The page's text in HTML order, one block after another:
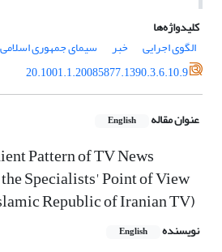
کلیدواژه‌ها
الگوی اجرایی
خبر سیمای جمهوری اسلامی
20.1001.1.20085877.1390.3.6.10.9
عنوان مقاله English
Pattern of TV News
Specialists' Point of View
Republic of Iranian TV)
نویسنده English